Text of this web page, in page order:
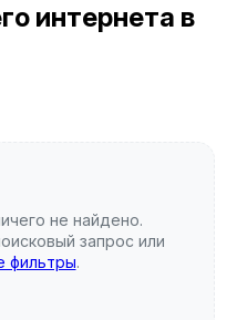
интернета в
не найдено.
запрос или
фильтры.